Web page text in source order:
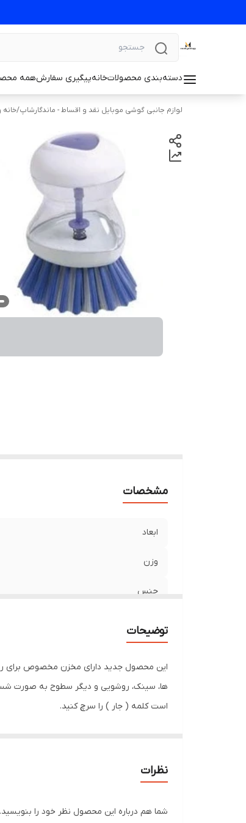
دسته‌بندی محصولاتخانهپیگیری سفارشهمه
لوازم جانبی گوشی موبایل نقد و اقساط - ماندگارشاپ/خانه
مشخصات
ابعاد
وزن
جنس
رنگ
توضیحات
این محصول جدید دارای مخزن مخصوص برای
ها، سینک، روشویی و دیگر سطوح به صورت شست
است کلمه ( جار ) را سرچ کنید.
نظرات
شما هم درباره این محصول نظر خود را بنویسید.